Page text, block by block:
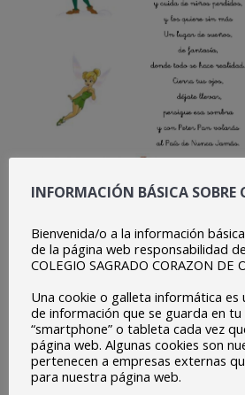
Lucía León
5ºB de Educación Primaria
INFORMACIÓN BÁSICA SOBRE
Bienvenida/o a la información
de la página web responsabilidad
COLEGIO SAGRADO CORAZON DE
Una cookie o galleta informática es
de información que se guarda en
“smartphone” o tableta cada vez
página web. Algunas cookies son
pertenecen a empresas externas
para nuestra página web.